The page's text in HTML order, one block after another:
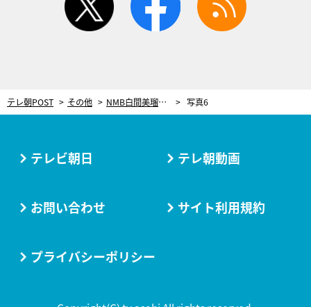
テレ朝POST その他 NMB白間美瑠、セクシーダンスのために「お尻」動画を検索！その成果は？ 写真6
テレビ朝日 テレ朝動画
お問い合わせ サイト利用規約
プライバシーポリシー